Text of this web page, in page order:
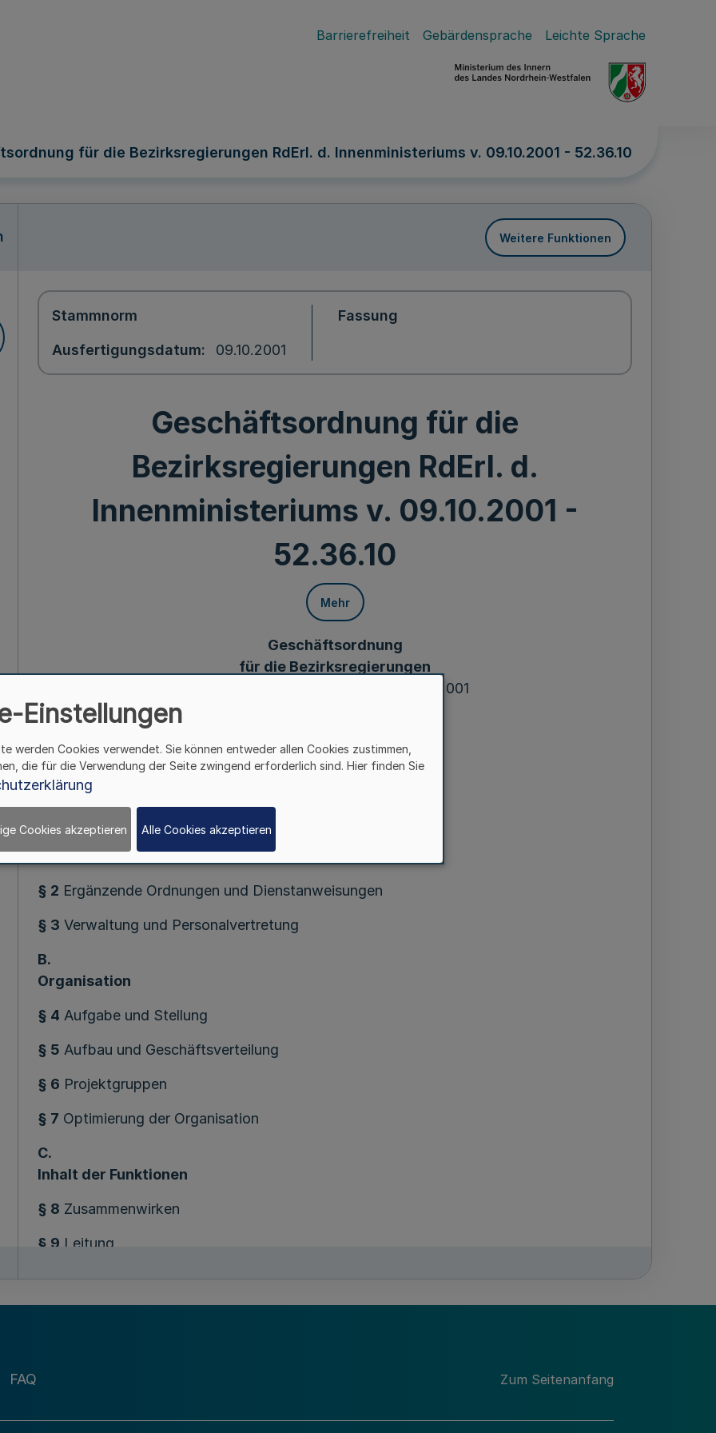
Barrierefreiheit Gebärdensprache Leichte Sprache
für die Bezirksregierungen RdErl. d. Innenministeriums v. 09.10.2001 - 52.36.10
Weitere Funktionen
Stammnorm
Ausfertigungsdatum 09.10.2001
Fassung
Geschäftsordnung für die
Bezirksregierungen RdErl. d.
Innenministeriums v. 09.10.2001 -
52.36.10
Mehr
Geschäftsordnung
für die Bezirksregierungen
RdErl. d. Innenministeriums v. 09.10.2001
Inhaltsübersicht
Allgemeines
§ 1Geltungsbereich
§ 2 Ergänzende Ordnungen und Dienstanweisungen
§ 3 Verwaltung und Personalvertretung
B.
Organisation
§ 4 Aufgabe und Stellung
§ 5 Aufbau und Geschäftsverteilung
§ 6 Projektgruppen
§ 7 Optimierung der Organisation
C.
Inhalt der Funktionen
§ 8 Zusammenwirken
§ 9 Leitung
§ 10Führungsaufgaben
FAQ Zum Seitenanfang
Einstellungen
werden Cookies verwendet. Sie können entweder allen Cookies zustimmen,
die für die Verwendung der Seite zwingend erforderlich sind. Hier finden Sie
Cookies akzeptieren Alle Cookies akzeptieren